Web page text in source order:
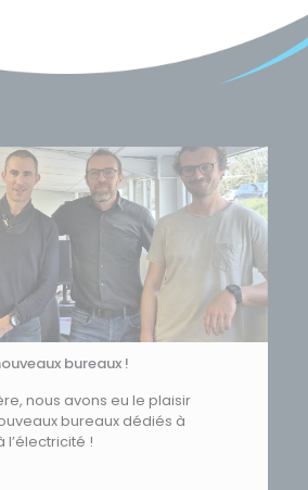
bureaux !
nous avons eu le plaisir
bureaux dédiés à
l’électricité !